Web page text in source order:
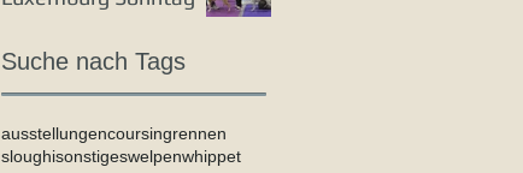
Suche nach Tags
ausstellungencoursingrennen
sloughisonstigeswelpenwhippet